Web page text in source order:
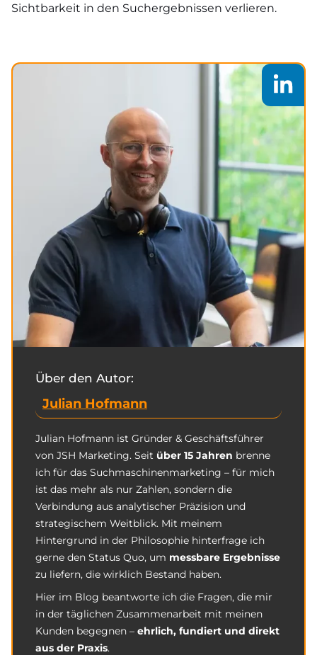
Sichtbarkeit in den Suchergebnissen verlieren.
Über den Autor:
Julian Hofmann
Julian Hofmann ist Gründer & Geschäftsführer
von JSH Marketing. Seit über 15 Jahren brenne
ich für das Suchmaschinenmarketing – für mich
ist das mehr als nur Zahlen, sondern die
Verbindung aus analytischer Präzision und
strategischem Weitblick. Mit meinem
Hintergrund in der Philosophie hinterfrage ich
gerne den Status Quo, um messbare Ergebnisse
zu liefern, die wirklich Bestand haben.
Hier im Blog beantworte ich die Fragen, die mir
in der täglichen Zusammenarbeit mit meinen
Kunden begegnen – ehrlich, fundiert und direkt
aus der Praxis.